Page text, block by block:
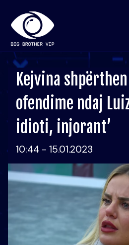
Kejvina
ofendime ndaj
idioti, injorant’
10:44 - 15.01.2023